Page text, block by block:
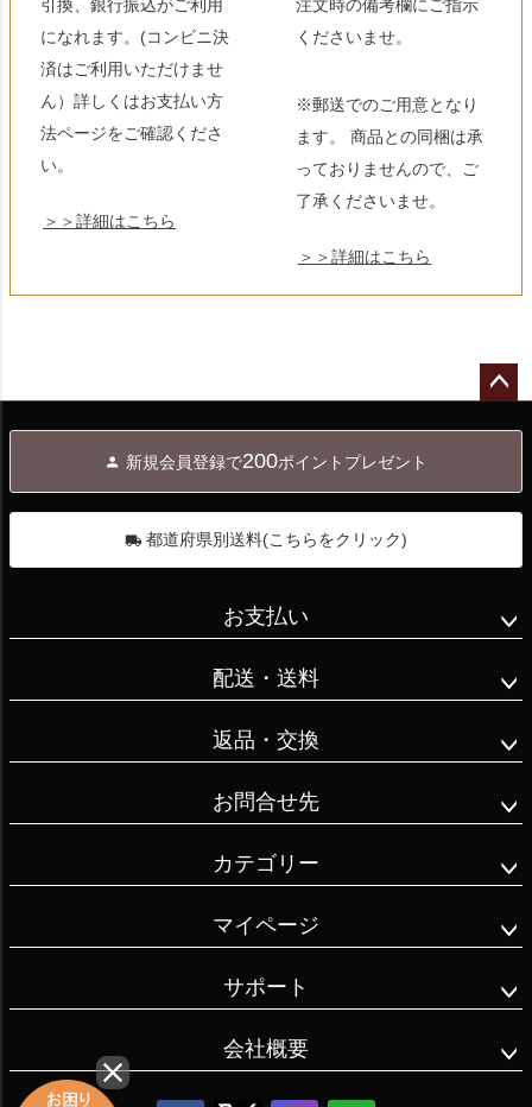
引換、銀行振込がご利用
になれます。(コンビニ決
済はご利用いただけませ
ん）詳しくはお支払い方
法ページをご確認くださ
い。
＞＞詳細はこちら
注文時の備考欄にご指示
くださいませ。
※郵送でのご用意となり
ます。 商品との同梱は承
っておりませんので、ご
了承くださいませ。
＞＞詳細はこちら
へ
新規会員登録で200ポイントプレゼント
都道府県別送料(こちらをクリック)
お支払い
配送・送料
返品・交換
お問合せ先
カテゴリー
マイページ
サポート
会社概要